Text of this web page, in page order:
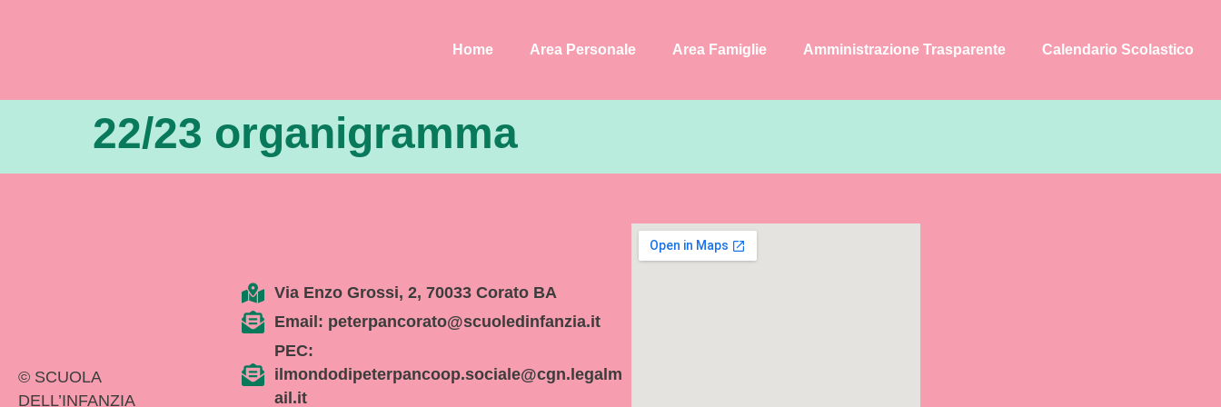
Home Area Personale Area Famiglie Amministrazione Trasparente Calendario Scolastico
22/23 organigramma
© SCUOLA
DELL’INFANZIA
Via Enzo Grossi, 2, 70033 Corato BA
Email: peterpancorato@scuoledinfanzia.it
PEC:
ilmondodipeterpancoop.sociale@cgn.legalm
ail.it